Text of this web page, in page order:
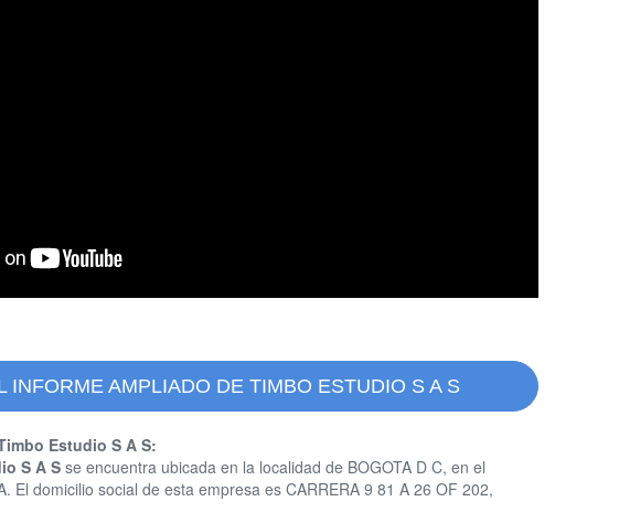
INFORME AMPLIADO DE TIMBO ESTUDIO S A S
Estudio S A S:
S A S se encuentra ubicada en la localidad de BOGOTA D C, en el
El domicilio social de esta empresa es CARRERA 9 81 A 26 OF 202,